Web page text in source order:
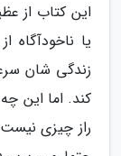
این کتاب از
یا
زندگی شان
کند. اما این
راز چیزی